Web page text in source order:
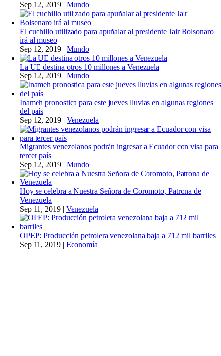
Sep 12, 2019 | Mundo
El cuchillo utilizado para apuñalar al presidente Jair Bolsonaro
irá al museo
Sep 12, 2019 | Mundo
La UE destina otros 10 millones a Venezuela
Sep 12, 2019 | Mundo
Inameh pronostica para este jueves lluvias en algunas regiones
del país
Sep 12, 2019 | Venezuela
Migrantes venezolanos podrán ingresar a Ecuador con visa para
tercer país
Sep 12, 2019 | Mundo
Hoy se celebra a Nuestra Señora de Coromoto, Patrona de
Venezuela
Sep 11, 2019 | Venezuela
OPEP: Producción petrolera venezolana baja a 712 mil barriles
Sep 11, 2019 | Economía